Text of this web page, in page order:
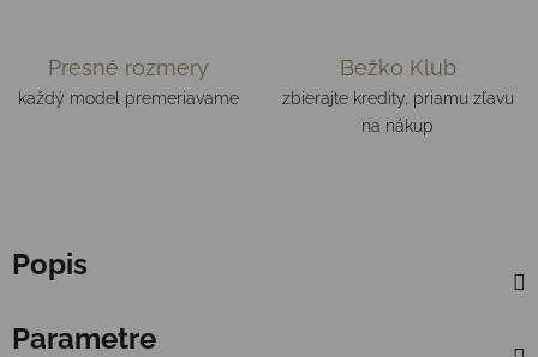
Presné rozmery
každý model premeriavame
Bežko Klub
zbierajte kredity, priamu zľavu
na nákup
Popis
Parametre